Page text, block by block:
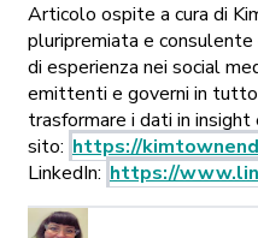
Articolo ospite a cura di
pluripremiata e
di esperienza nei social
emittenti e governi in
trasformare i dati in
sito: https://
LinkedIn: https://